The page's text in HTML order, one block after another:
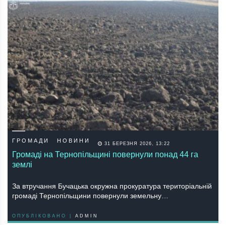
ГРОМАДИ НОВИНИ 31 БЕРЕЗНЯ 2026, 13:22
Громаді на Тернопільщині повернули понад 44 га
землі
За втручання Бучацька окружна прокуратура територіальній
громаді Тернопільщини повернули земельну…
ОПУБЛІКОВАНО | ADMIN